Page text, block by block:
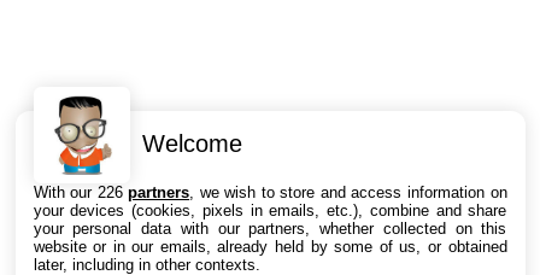
Intéressant ? Partagez !
Welcome
With our 226partners , we wish to store and access information on
your devices (cookies, pixels in emails, etc.), combine and share
your personal data with our partners, whether collected on this
website or in our emails, already held by some of us, or obtained
later, including in other contexts.